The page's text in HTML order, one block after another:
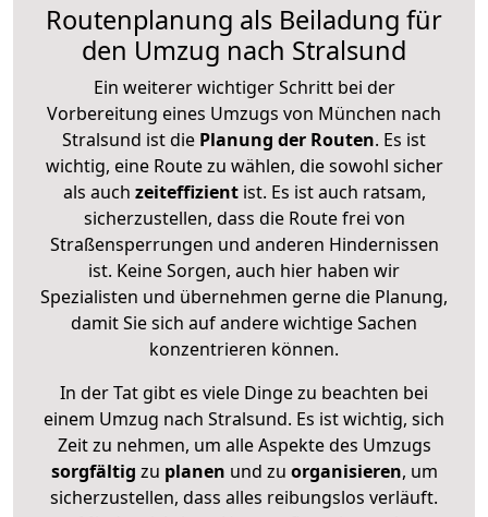
Routenplanung als Beiladung für
den Umzug nach Stralsund
Ein weiterer wichtiger Schritt bei der
Vorbereitung eines Umzugs von München nach
Stralsund ist die Planung der Routen. Es ist
wichtig, eine Route zu wählen, die sowohl sicher
als auch zeiteffizientist. Es ist auch ratsam,
sicherzustellen, dass die Route frei von
Straßensperrungen und anderen Hindernissen
ist. Keine Sorgen, auch hier haben wir
Spezialisten und übernehmen gerne die Planung,
damit Sie sich auf andere wichtige Sachen
konzentrieren können.
In der Tat gibt es viele Dinge zu beachten bei
einem Umzug nach Stralsund. Es ist wichtig, sich
Zeit zu nehmen, um alle Aspekte des Umzugs
sorgfältig zu planen und zu organisieren, um
sicherzustellen, dass alles reibungslos verläuft.